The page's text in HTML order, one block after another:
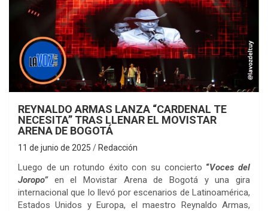
REYNALDO ARMAS LANZA “CARDENAL TE
NECESITA” TRAS LLENAR EL MOVISTAR
ARENA DE BOGOTÁ
11 de junio de 2025 Redacción
Luego de un rotundo éxito con su concierto “Voces del
Joropo”
en el Movistar Arena de Bogotá y una gira
internacional que lo llevó por escenarios de Latinoamérica,
Estados Unidos y Europa, el maestro Reynaldo Armas,